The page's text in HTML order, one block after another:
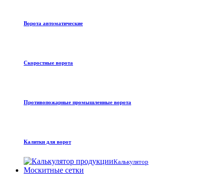
Ворота автоматические
Скоростные ворота
Противопожарные промышленные ворота
Калитки для ворот
Калькулятор
Москитные сетки